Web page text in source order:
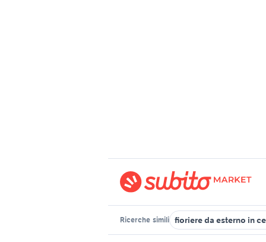
Ricerche simili fioriere da esterno in